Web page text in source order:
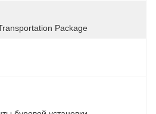
Package